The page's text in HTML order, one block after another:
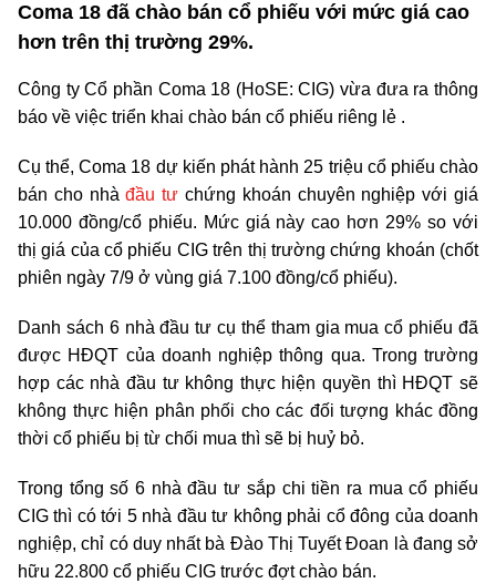
Coma 18 đã chào bán cổ phiếu với mức giá cao
hơn trên thị trường 29%.
Công ty Cổ phần Coma 18 (HoSE: CIG) vừa đưa ra thông
báo về việc triển khai chào bán cổ phiếu riêng lẻ .
Cụ thể, Coma 18 dự kiến phát hành 25 triệu cổ phiếu chào
bán cho nhàđầu tư chứng khoán chuyên nghiệp với giá
10.000 đồng/cổ phiếu. Mức giá này cao hơn 29% so với
thị giá của cổ phiếu CIG trên thị trường chứng khoán (chốt
phiên ngày 7/9 ở vùng giá 7.100 đồng/cổ phiếu).
Danh sách 6 nhà đầu tư cụ thể tham gia mua cổ phiếu đã
được HĐQT của doanh nghiệp thông qua. Trong trường
hợp các nhà đầu tư không thực hiện quyền thì HĐQT sẽ
không thực hiện phân phối cho các đối tượng khác đồng
thời cổ phiếu bị từ chối mua thì sẽ bị huỷ bỏ.
Trong tổng số 6 nhà đầu tư sắp chi tiền ra mua cổ phiếu
CIG thì có tới 5 nhà đầu tư không phải cổ đông của doanh
nghiệp, chỉ có duy nhất bà Đào Thị Tuyết Đoan là đang sở
hữu 22.800 cổ phiếu CIG trước đợt chào bán.